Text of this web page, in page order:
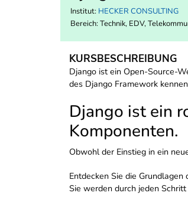
Institut: HECKER CONSULTING
Bereich: Technik, EDV,
KURSBESCHREIBUNG
Django ist ein Open-Source-
des Django Framework
Django ist ein
Komponenten.
Obwohl der Einstieg in ein
Entdecken Sie die
Sie werden durch jeden